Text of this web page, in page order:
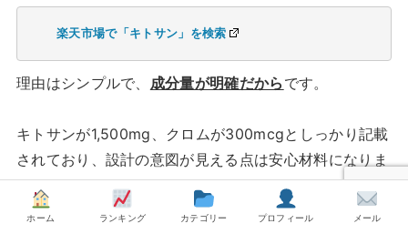
楽天市場で「キトサン」を検索
理由はシンプルで、 成分量が明確だから です。
キトサンが1,500mg、クロムが300mcgとしっかり記載
されており、設計の意図が見える点は安心材料になりま
す↓↓↓
ホーム ランキング カテゴリー プロフィール メール